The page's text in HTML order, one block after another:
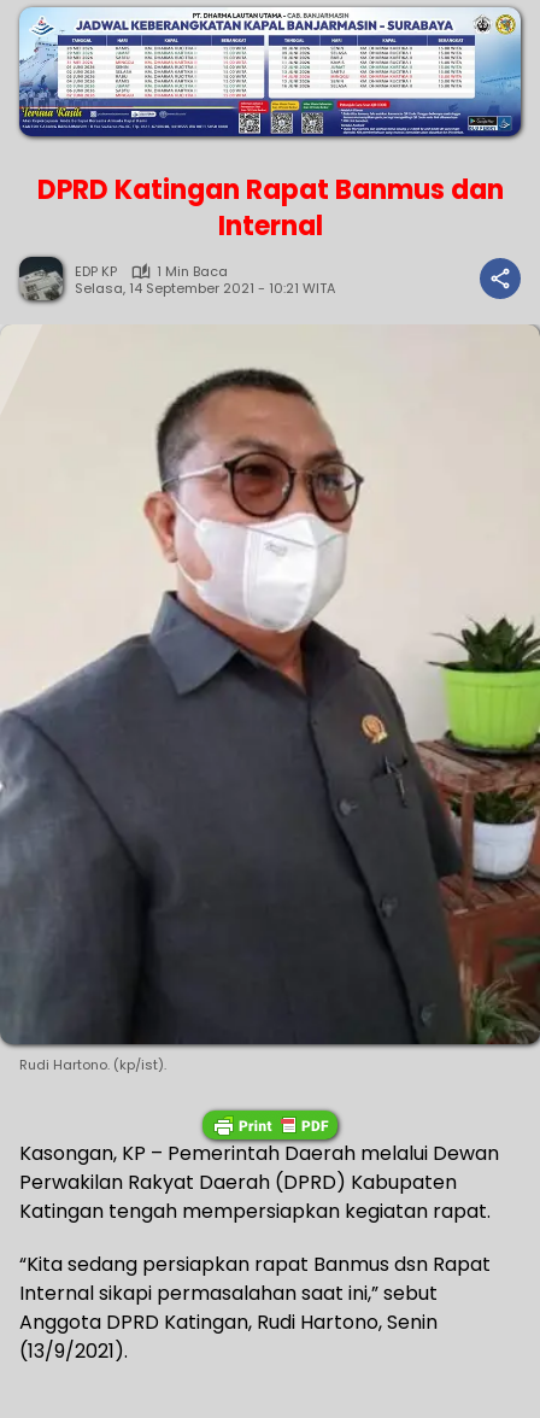
DPRD Katingan Rapat Banmus dan
Internal
EDP KP
1 Min Baca
Selasa, 14 September 2021 - 10:21 WITA
Rudi Hartono. (kp/ist).
Kasongan, KP – Pemerintah Daerah melalui Dewan
Perwakilan Rakyat Daerah (DPRD) Kabupaten
Katingan tengah mempersiapkan kegiatan rapat.
“Kita sedang persiapkan rapat Banmus dsn Rapat
Internal sikapi permasalahan saat ini,” sebut
Anggota DPRD Katingan, Rudi Hartono, Senin
(13/9/2021).